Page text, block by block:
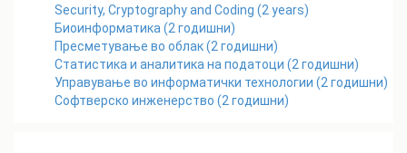
Security, Cryptography and Coding (2 years)
Биоинформатика (2 годишни)
Пресметување во облак(2 годишни)
Статистика и аналитика на податоци (2 годишни)
Управување во информатички технологии (2 годишни)
Софтверско инженерство (2 годишни)